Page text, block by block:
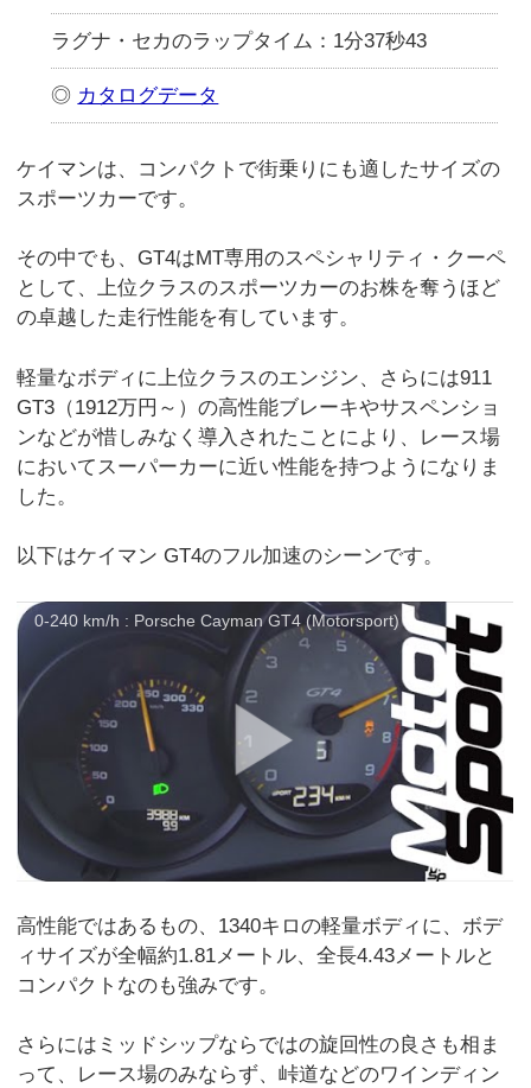
ラグナ・セカのラップタイム：1分37秒43
◎ カタログデータ
ケイマンは、コンパクトで街乗りにも適したサイズの
スポーツカーです。
その中でも、GT4はMT専用のスペシャリティ・クーペ
として、上位クラスのスポーツカーのお株を奪うほど
の卓越した走行性能を有しています。
軽量なボディに上位クラスのエンジン、さらには911
GT3（1912万円～）の高性能ブレーキやサスペンショ
ンなどが惜しみなく導入されたことにより、レース場
においてスーパーカーに近い性能を持つようになりま
した。
以下はケイマン GT4のフル加速のシーンです。
0-240 km/h : Porsche Cayman GT4 (Motorsport)
高性能ではあるもの、1340キロの軽量ボディに、ボデ
ィサイズが全幅約1.81メートル、全長4.43メートルと
コンパクトなのも強みです。
さらにはミッドシップならではの旋回性の良さも相ま
って、レース場のみならず、峠道などのワインディン